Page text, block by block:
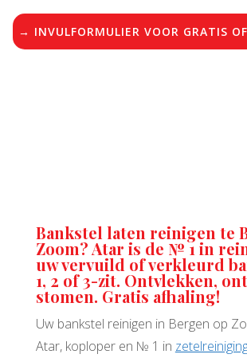
→ INVULFORMULIER VOOR GRATIS
Bankstel laten reinigen te
Zoom? Atar is de № 1 in
uw vervuild of verkleurd
1, 2 of 3-zit. Ontvlekken,
stomen. Gratis afhaling!
Uw bankstel reinigen in Bergen op
Atar, koploper en № 1 in